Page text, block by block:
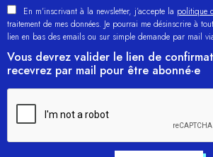
En m'inscrivant à la newsletter, j’accepte la politique
traitement de mes données. Je pourrai me désinscrire à
lien en bas des emails ou sur simple demande par mail
Vous devrez valider le lien de
recevrez par mail pour être abonné·e